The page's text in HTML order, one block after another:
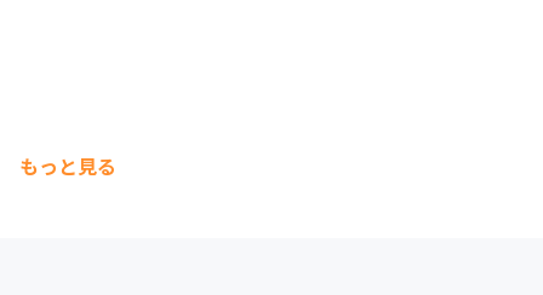
もっと見る